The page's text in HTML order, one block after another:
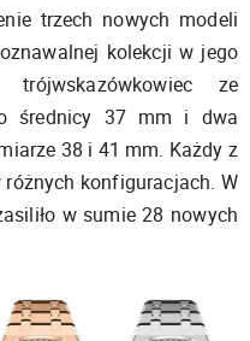
trzech nowych modeli
kolekcji w jego
ze
średnicy 37 mm i dwa
38 i 41 mm. Każdy z
konfiguracjach. W
w sumie 28 nowych